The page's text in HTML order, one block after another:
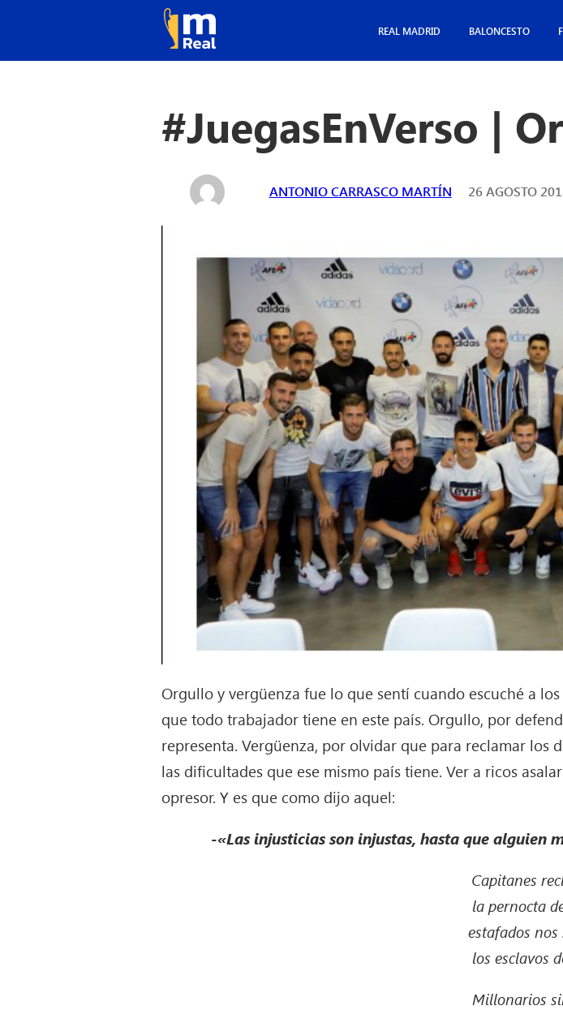
REAL MADRID BALONCESTO
#JuegasEnVerso |
ANTONIO CARRASCO MARTÍN 26 AGOSTO
Orgullo y vergüenza fue lo que sentí cuando escuché a
que todo trabajador tiene en este país. Orgullo, por
representa. Vergüenza, por olvidar que para reclamar los
las dificultades que ese mismo país tiene. Ver a ricos
opresor. Y es que como dijo aquel:
-«Las injusticias son injustas, hasta que alguien
Capitanes
la pernocta
estafados
los esclavos
Millonarios